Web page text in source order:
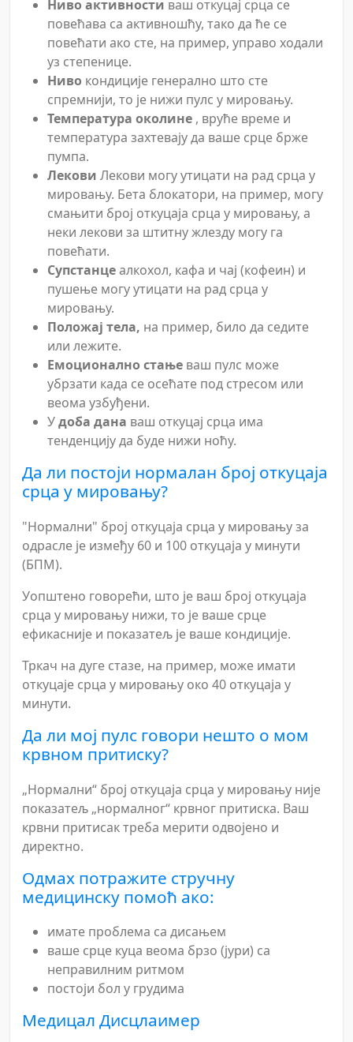
Ниво активности ваш откуцај срца се
повећава са активношћу, тако да ће се
повећати ако сте, на пример, управо ходали
уз степенице.
Ниво кондиције генерално што сте
спремнији, то је нижи пулс у мировању.
Температура околине , вруће време и
температура захтевају да ваше срце брже
пумпа.
Лекови Лекови могу утицати на рад срца у
мировању. Бета блокатори, на пример, могу
смањити број откуцаја срца у мировању, а
неки лекови за штитну жлезду могу га
повећати.
Супстанцеалкохол, кафа и чај (кофеин) и
пушење могу утицати на рад срца у
мировању.
Положај тела, на пример, било да седите
или лежите.
Емоционално стање ваш пулс може
убрзати када се осећате под стресом или
веома узбуђени.
Удоба дана ваш откуцај срца има
тенденцију да буде нижи ноћу.
Да ли постоји нормалан број откуцаја
срца у мировању?
"Нормални" број откуцаја срца у мировању за
одрасле је између 60 и 100 откуцаја у минути
(БПМ).
Уопштено говорећи, што је ваш број откуцаја
срца у мировању нижи, то је ваше срце
ефикасније и показатељ је ваше кондиције.
Тркач на дуге стазе, на пример, може имати
откуцаје срца у мировању око 40 откуцаја у
минути.
Да ли мој пулс говори нешто о мом
крвном притиску?
„Нормални“ број откуцаја срца у мировању није
показатељ „нормалног“ крвног притиска. Ваш
крвни притисак треба мерити одвојено и
директно.
Одмах потражите стручну
медицинску помоћ ако:
имате проблема са дисањем
ваше срце куца веома брзо (јури) са
неправилним ритмом
постоји бол у грудима
Медицал Дисцлаимер